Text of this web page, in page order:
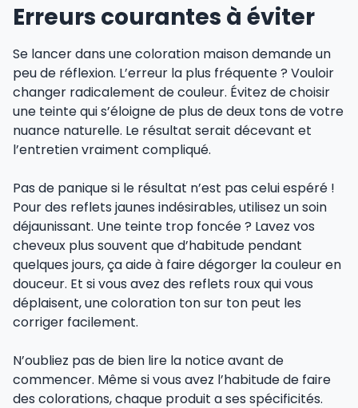
Erreurs courantes à éviter
Se lancer dans une coloration maison demande un
peu de réflexion. L’erreur la plus fréquente ? Vouloir
changer radicalement de couleur. Évitez de choisir
une teinte qui s’éloigne de plus de deux tons de votre
nuance naturelle. Le résultat serait décevant et
l’entretien vraiment compliqué.
Pas de panique si le résultat n’est pas celui espéré !
Pour des reflets jaunes indésirables, utilisez un soin
déjaunissant. Une teinte trop foncée ? Lavez vos
cheveux plus souvent que d’habitude pendant
quelques jours, ça aide à faire dégorger la couleur en
douceur. Et si vous avez des reflets roux qui vous
déplaisent, une coloration ton sur ton peut les
corriger facilement.
N’oubliez pas de bien lire la notice avant de
commencer. Même si vous avez l’habitude de faire
des colorations, chaque produit a ses spécificités.